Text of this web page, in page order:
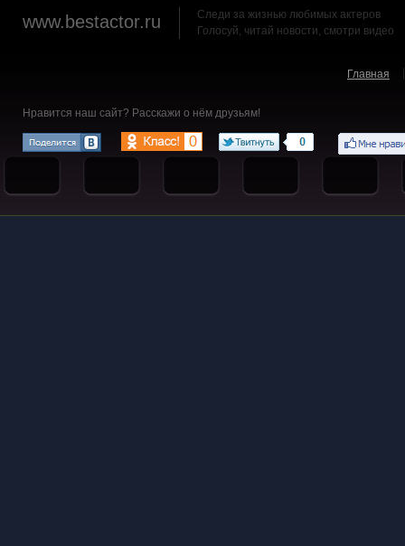
www.bestactor.ru
Следи за жизнью любимых актеров
Голосуй, читай новости, смотри видео
Главная
Нравится наш сайт? Расскажи о нём друзьям!